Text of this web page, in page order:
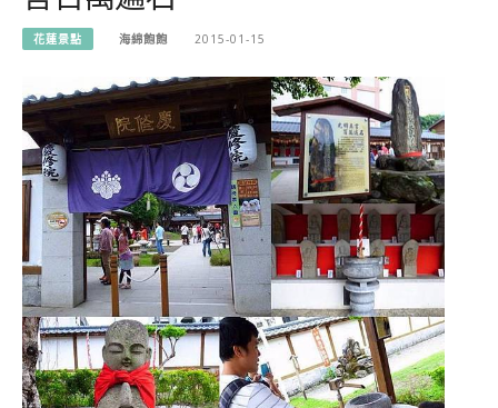
花蓮景點 海綿飽飽 2015-01-15